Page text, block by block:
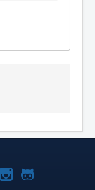
Instagram
GitHub